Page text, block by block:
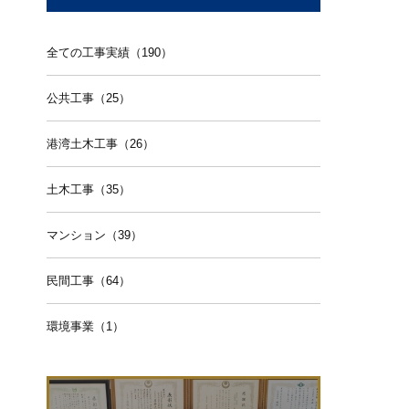
全ての工事実績（190）
公共工事（25）
港湾土木工事（26）
土木工事（35）
マンション（39）
民間工事（64）
環境事業（1）